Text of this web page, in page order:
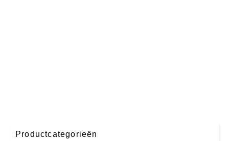
Productcategorieën